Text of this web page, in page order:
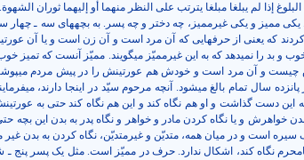
البلوغ إذا لم يبلغا مبلغا يترتب على النظر منهما أو إليهما ثوران الشهوة.
ممیز و یکی غیرممیز، چه دختر و چه پسر. به بچه­های سه ـ چهار
و بد را نمی­دهد که به این غیرممیّز می­گویند. ممیّز آنست که تمیز
و آن مرد است و خودش هم عورتینش را در پیش مردم می­پوشاند
سال تمام بالغ می­شود. آنچه مرحوم سیّد در اینجا دارند،
این دست گذاشت و او هم نگاه کند و این هم نگاه کند حتی به
خواهرش و یا نگاه کردن مادر و خواهر و نگاه پدر به بدن این بچه
است و در میان همه، متدیّن و غیرمتدیّن، نگاه کردن به بدن غیر
نگاه کند، اشکال ندارد. حرف در ممیّز است. مثل یک پسر پنج ـ